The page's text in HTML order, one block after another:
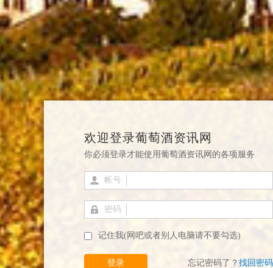
欢迎登录葡萄酒资讯网
你必须登录才能使用葡萄酒资讯网的各项服务
帐号
密码
记住我(网吧或者别人电脑请不要勾选)
登录 忘记密码了？ 找回密码